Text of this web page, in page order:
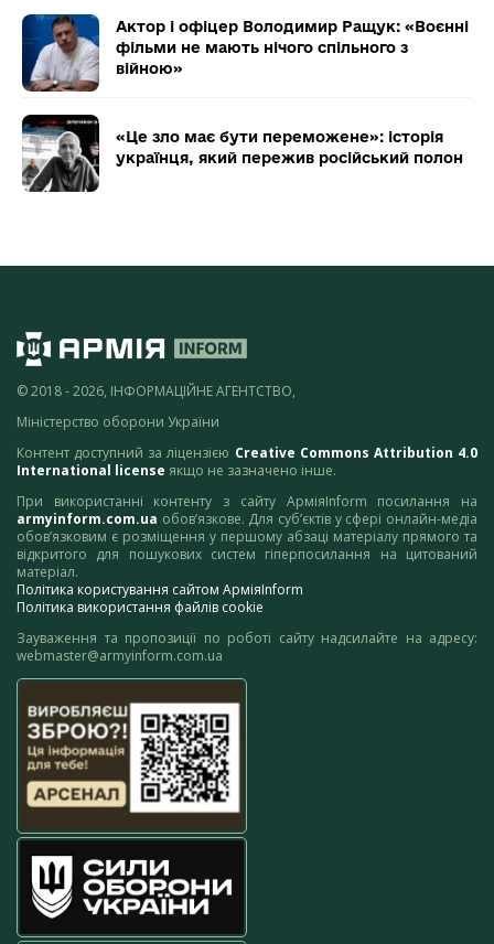
Актор і офіцер Володимир Ращук: «Воєнні
фільми не мають нічого спільного з
війною»
«Це зло має бути переможене»: історія
українця, який пережив російський полон
© 2018 - 2026, ІНФОРМАЦІЙНЕ АГЕНТСТВО,
Міністерство оборони України
Контент доступний за ліцензією Creative Commons Attribution 4.0
International license якщо не зазначено інше.
При використанні контенту з сайту АрміяInform посилання на
armyinform.com.ua обов’язкове. Для суб’єктів у сфері онлайн-медіа
обов’язковим є розміщення у першому абзаці матеріалу прямого та
відкритого для пошукових систем гіперпосилання на цитований
матеріал.
Політика користування сайтом АрміяInform
Політика використання файлів cookie
Зауваження та пропозиції по роботі сайту надсилайте на адресу:
webmaster@armyinform.com.ua